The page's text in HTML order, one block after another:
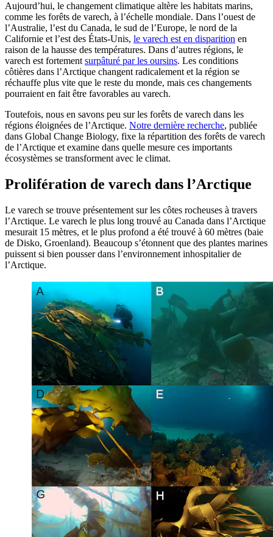
Aujourd’hui, le changement climatique altère les habitats marins,
comme les forêts de varech, à l’échelle mondiale. Dans l’ouest de
l’Australie, l’est du Canada, le sud de l’Europe, le nord de la
Californie et l’est des États-Unis, le varech est en disparition en
raison de la hausse des températures. Dans d’autres régions, le
varech est fortement surpâturé par les oursins. Les conditions
côtières dans l’Arctique changent radicalement et la région se
réchauffe plus vite que le reste du monde, mais ces changements
pourraient en fait être favorables au varech.
Toutefois, nous en savons peu sur les forêts de varech dans les
régions éloignées de l’Arctique. Notre dernière recherche, publiée
dans Global Change Biology, fixe la répartition des forêts de varech
de l’Arctique et examine dans quelle mesure ces importants
écosystèmes se transforment avec le climat.
Prolifération de varech dans l’Arctique
Le varech se trouve présentement sur les côtes rocheuses à travers
l’Arctique. Le varech le plus long trouvé au Canada dans l’Arctique
mesurait 15 mètres, et le plus profond a été trouvé à 60 mètres (baie
de Disko, Groenland). Beaucoup s’étonnent que des plantes marines
puissent si bien pousser dans l’environnement inhospitalier de
l’Arctique.